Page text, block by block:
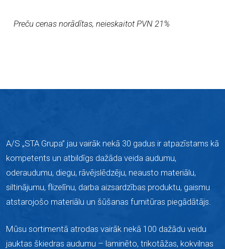
Preču cenas norādītas, neieskaitot PVN 21%
A/S „STA Grupa” jau vairāk nekā 30 gadus ir atpazīstams kā
kompetents un atbildīgs dažāda veida audumu,
oderaudumu, diegu, rāvējslēdzēju, neausto materiālu,
siltinājumu, flizelīnu, darba aizsardzības produktu, gaismu
atstarojošo materiālu un šūšanas furnitūras piegādātājs.
Mūsu sortimentā atrodas vairāk nekā 100 dažādu veidu
jauktas škiedras audumu – laminēto, trikotāžas, kokvilnas